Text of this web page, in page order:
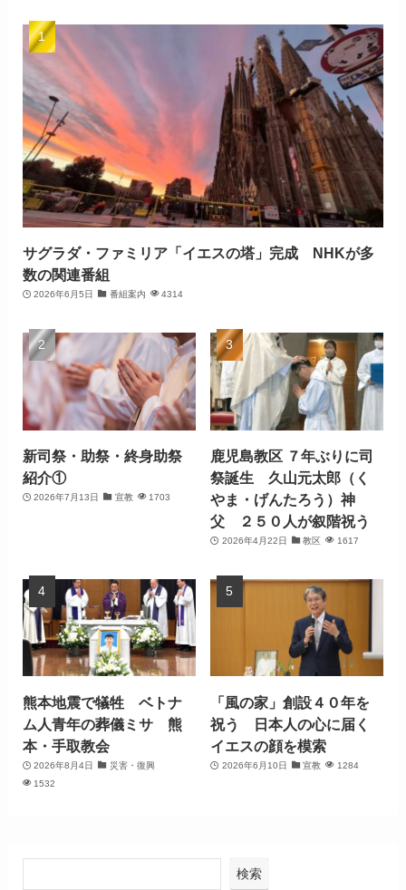
サグラダ・ファミリア「イエスの塔」完成 NHKが多
数の関連番組
2026年6月5日 番組案内 4314
新司祭・助祭・終身助祭
紹介①
2026年7月13日 宣教 1703
鹿児島教区 ７年ぶりに司
祭誕生 久山元太郎（く
やま・げんたろう）神
父 ２５０人が叙階祝う
2026年4月22日 教区 1617
熊本地震で犠牲 ベトナ
ム人青年の葬儀ミサ 熊
本・手取教会
2026年8月4日
災害・復興
1532
「風の家」創設４０年を
祝う 日本人の心に届く
イエスの顔を模索
2026年6月10日 宣教 1284
検索